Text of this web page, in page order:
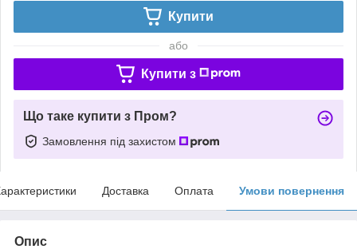
Купити
або
Купити з
Що таке купити з Пром?
Замовлення під захистом
Доставка Оплата Умови повернення
Опис